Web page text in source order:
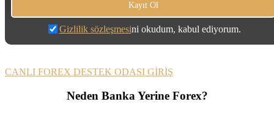
Gizlilik sözleşmesini okudum, kabul ediyorum.
CANLI FOREX DESTEK ODASI GİRİŞ
Neden Banka Yerine Forex?